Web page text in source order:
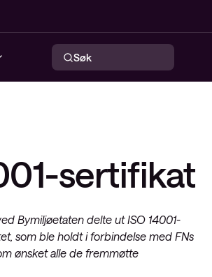
Modenhetsanalyse
Response (MDR)
NIS2-direktivet
IaaS
Secure SD-WAN as a service
Trådløse nettverk
WAN og Service Provider-
nettverk
Søk
sertifikat
Bymiljøetaten delte ut ISO 14001-
som ble holdt i forbindelse med FNs
ønsket alle de fremmøtte